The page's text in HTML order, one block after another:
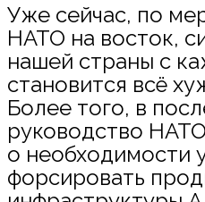
Уже сейчас, по
НАТО на восток,
нашей страны с
становится всё
Более того, в
руководство
о необходимости
форсировать